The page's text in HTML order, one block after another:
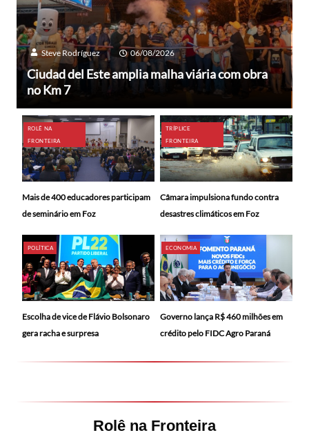
Steve Rodríguez 06/08/2026
Ciudad del Este amplia malha viária com obra
no Km 7
ROLÊ NA
FRONTEIRA
Mais de 400 educadores participam
de seminário em Foz
TRÍPLICE
FRONTEIRA
Câmara impulsiona fundo contra
desastres climáticos em Foz
POLÍTICA
Escolha de vice de Flávio Bolsonaro
gera racha e surpresa
ECONOMIA
Governo lança R$ 460 milhões em
crédito pelo FIDC Agro Paraná
Rolê na Fronteira